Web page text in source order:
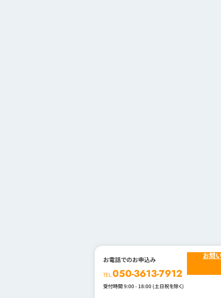
お電話でのお申込み
TEL.050-3613-7912
受付時間 9:00 - 18:00 (土日祝を除く)
お問